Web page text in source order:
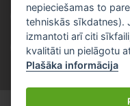
+420 777 96 96 03
info@garden-parts.cz
nepieciešamas to
tehniskās sīkdatnes).
izmantoti arī citi
kvalitāti un pielāgotu
Plašāka informācija